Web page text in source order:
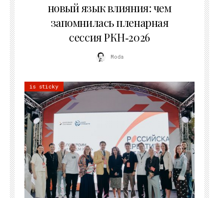
новый язык влияния: чем
запомнилась пленарная
сессия РКН‑2026
Moda
is sticky